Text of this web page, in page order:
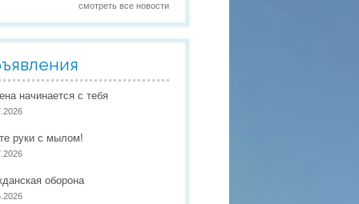
смотреть все новости
начинается с тебя
руки с мылом!
оборона